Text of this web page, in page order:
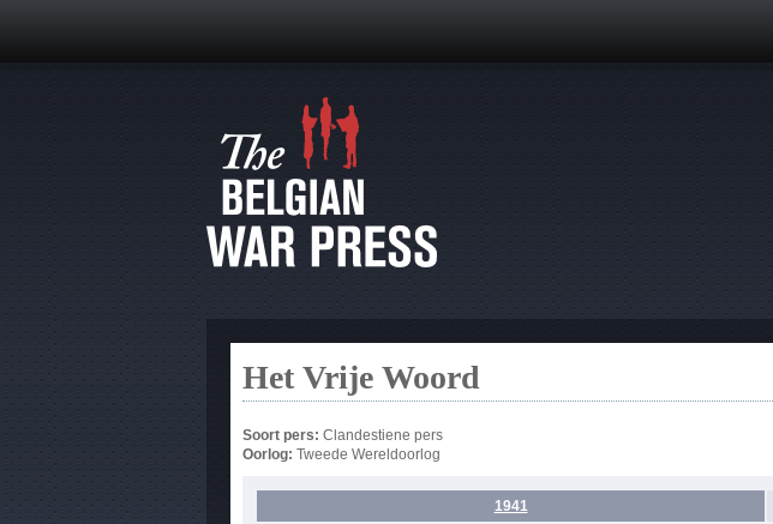
Het Vrije Woord
Soort pers: Clandestiene pers
Oorlog: Tweede Wereldoorlog
1941